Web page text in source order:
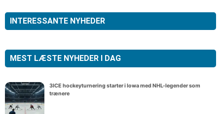
INTERESSANTE NYHEDER
MEST LÆSTE NYHEDER I DAG
3ICE hockeyturnering starter i Iowa med NHL-legender som
trænere